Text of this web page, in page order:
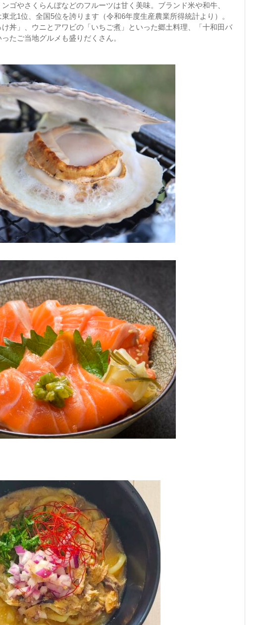
ゴやさくらんぼなどのフルーツは甘く美味。ブランド米や和牛、
北1位、全国5位を誇ります（令和6年度生産農業所得統計より）。
丼」、ウニとアワビの「いちご煮」といった郷土料理、「十和田バ
たご当地グルメも盛りだくさん。